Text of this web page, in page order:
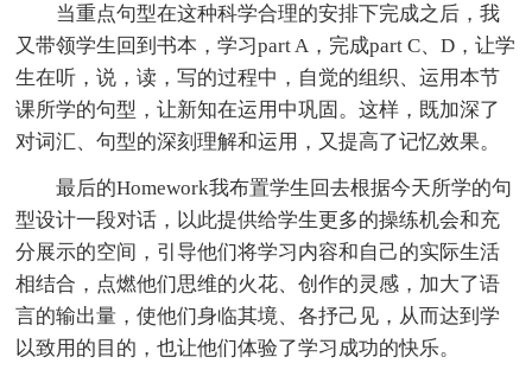
当重点句型在这种科学合理的安排下完成之后，我
又带领学生回到书本，学习part A，完成part C、D，让学
生在听，说，读，写的过程中，自觉的组织、运用本节
课所学的句型，让新知在运用中巩固。这样，既加深了
对词汇、句型的深刻理解和运用，又提高了记忆效果。
最后的Homework我布置学生回去根据今天所学的句
型设计一段对话，以此提供给学生更多的操练机会和充
分展示的空间，引导他们将学习内容和自己的实际生活
相结合，点燃他们思维的火花、创作的灵感，加大了语
言的输出量，使他们身临其境、各抒己见，从而达到学
以致用的目的，也让他们体验了学习成功的快乐。